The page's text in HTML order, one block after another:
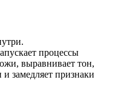
процессы
выравнивает тон,
замедляет признаки